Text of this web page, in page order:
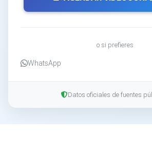
o si prefieres
WhatsApp
Datos oficiales de fuentes